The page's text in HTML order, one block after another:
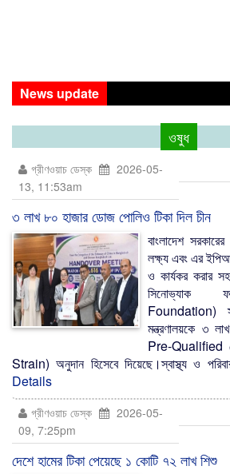
News update
ওষুধ
গ্রীণওয়াচ ডেস্ক
2026-05-
13, 11:53am
৩ লাখ ৮০ হাজার ডোজ পোলিও টিকা দিল চীন
বাংলাদেশ
লক্ষ্য এবং এর
ও কার্যকর করার
সিনোভ্যাক
Foundation)
মন্ত্রণালয়কে ৩
Pre-Qualified
Strain) অনুদান হিসেবে দিয়েছে।স্বাস্থ্য ও
Details
গ্রীণওয়াচ ডেস্ক
2026-05-
09, 7:25pm
দেশে হামের টিকা পেয়েছে ১ কোটি ৭২ লাখ শিশু